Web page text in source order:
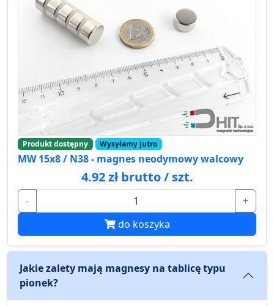
Produkt dostępny Wysyłamy jutro
MW 15x8 / N38 - magnes neodymowy walcowy
4.92 zł brutto / szt.
-
+
do koszyka
Jakie zalety mają magnesy na tablicę typu
pionek?